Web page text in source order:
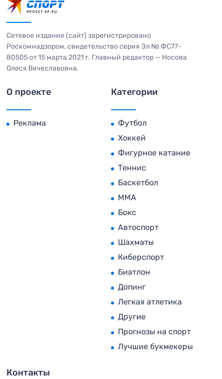
Сетевое издание (сайт) зарегистрировано
Роскомнадзором, свидетельство серия Эл № ФС77-
80505 от 15 марта 2021 г. Главный редактор — Носова
Олеся Вячеславовна.
О проекте
Реклама
Категории
Футбол
Хоккей
Фигурное катание
Теннис
Баскетбол
MMA
Бокс
Автоспорт
Шахматы
Киберспорт
Биатлон
Допинг
Легкая атлетика
Другие
Прогнозы на спорт
Лучшие букмекеры
Контакты